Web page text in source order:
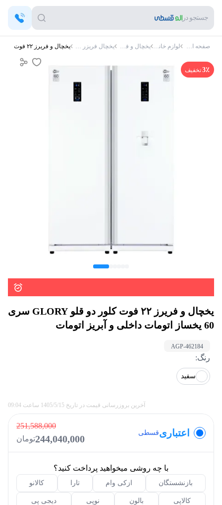
جستجو در
صفحه اصلی لوازم خانگی یخچال و فریزر یخچال فریزر کلور یخچال و فریرز ۲۲ فوت کلور دو قلو GLORY سری 60 یخساز اتومات داخلی و آبریز اتومات
3٪ تخفیف
یخچال و فریرز ۲۲ فوت کلور دو قلو GLORY سری
60 یخساز اتومات داخلی و آبریز اتومات
AGP-462184
رنگ:
سفید
آخرین بروزرسانی قیمت در تاریخ 1405/5/15 ساعت 09:04
اعتباریقسطی
251,588,000
244,040,000تومان
با چه روشی میخواهید پرداخت کنید؟
بازنشستگان ازکی وام تارا کالانو
کالاپی بالون نوپی دیجی پی